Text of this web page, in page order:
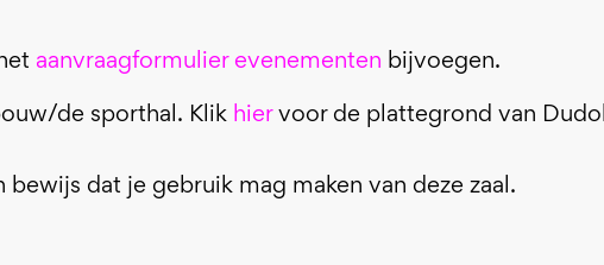
aanvraagformulier evenementen bijvoegen.
de sporthal. Klik hiervoor de plattegrond van
dat je gebruik mag maken van deze zaal.